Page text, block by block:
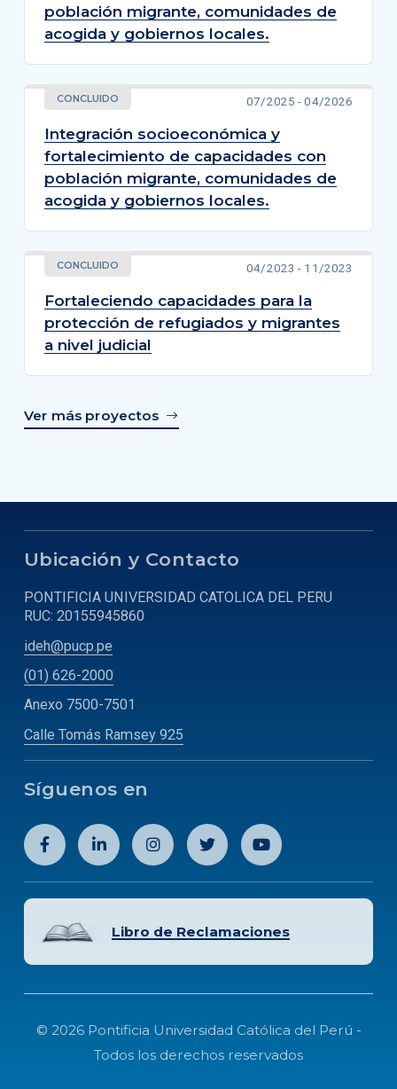
población migrante, comunidades de
acogida y gobiernos locales.
CONCLUIDO 07/2025 - 04/2026
Integración socioeconómica y
fortalecimiento de capacidades con
población migrante, comunidades de
acogida y gobiernos locales.
CONCLUIDO 04/2023 - 11/2023
Fortaleciendo capacidades para la
protección de refugiados y migrantes
a nivel judicial
Ver más proyectos
Ubicación y Contacto
PONTIFICIA UNIVERSIDAD CATOLICA DEL PERU
RUC: 20155945860
ideh@pucp.pe
(01) 626-2000
Anexo 7500-7501
Calle Tomás Ramsey 925
Síguenos en
Libro de Reclamaciones
© 2026 Pontificia Universidad Católica del Perú -
Todos los derechos reservados